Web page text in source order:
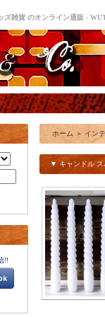
ズ雑貨 のオンライン通販 -
!!
ホーム ＞ イン
▼ キャンドル ス